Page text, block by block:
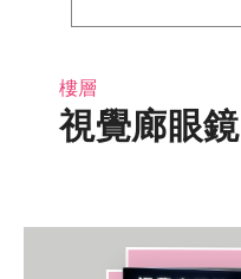
樓層
視覺廊眼鏡